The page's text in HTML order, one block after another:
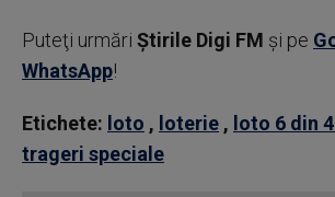
Puteţi urmări Știrile Digi FM şi pe
WhatsApp!
Etichete: loto , loterie , loto 6 din
trageri speciale